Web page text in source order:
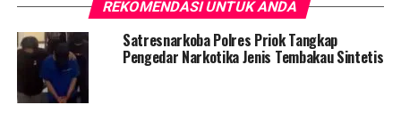
REKOMENDASI UNTUK ANDA
Satresnarkoba Polres Priok Tangkap
Pengedar Narkotika Jenis Tembakau Sintetis